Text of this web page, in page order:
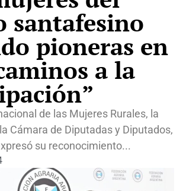
santafesino
pioneras en
a la
de las Mujeres Rurales, la
Cámara de Diputadas y Diputados,
su reconocimiento...